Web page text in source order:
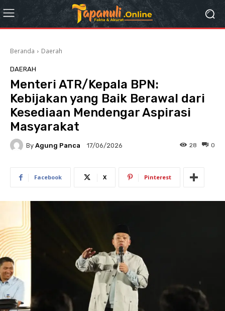
Beranda Daerah
DAERAH
Menteri ATR/Kepala BPN:
Kebijakan yang Baik Berawal dari
Kesediaan Mendengar Aspirasi
Masyarakat
By Agung Panca 17/06/2026 0
28
Facebook X Pinterest